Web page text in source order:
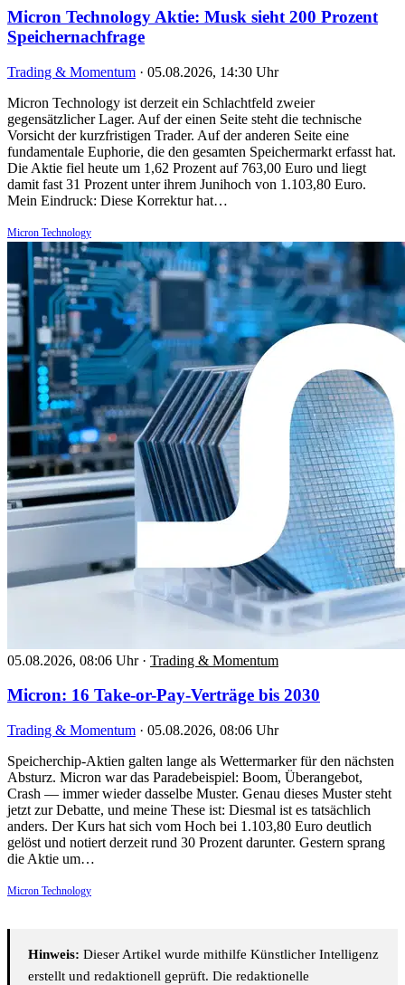
Micron Technology Aktie: Musk sieht 200 Prozent
Speichernachfrage
Trading & Momentum · 05.08.2026, 14:30 Uhr
Micron Technology ist derzeit ein Schlachtfeld zweier
gegensätzlicher Lager. Auf der einen Seite steht die technische
Vorsicht der kurzfristigen Trader. Auf der anderen Seite eine
fundamentale Euphorie, die den gesamten Speichermarkt erfasst hat.
Die Aktie fiel heute um 1,62 Prozent auf 763,00 Euro und liegt
damit fast 31 Prozent unter ihrem Junihoch von 1.103,80 Euro.
Mein Eindruck: Diese Korrektur hat…
Micron Technology
05.08.2026, 08:06 Uhr · Trading & Momentum
Micron: 16 Take-or-Pay-Verträge bis 2030
Trading & Momentum · 05.08.2026, 08:06 Uhr
Speicherchip-Aktien galten lange als Wettermarker für den nächsten
Absturz. Micron war das Paradebeispiel: Boom, Überangebot,
Crash — immer wieder dasselbe Muster. Genau dieses Muster steht
jetzt zur Debatte, und meine These ist: Diesmal ist es tatsächlich
anders. Der Kurs hat sich vom Hoch bei 1.103,80 Euro deutlich
gelöst und notiert derzeit rund 30 Prozent darunter. Gestern sprang
die Aktie um…
Micron Technology
Hinweis: Dieser Artikel wurde mithilfe Künstlicher Intelligenz
erstellt und redaktionell geprüft. Die redaktionelle